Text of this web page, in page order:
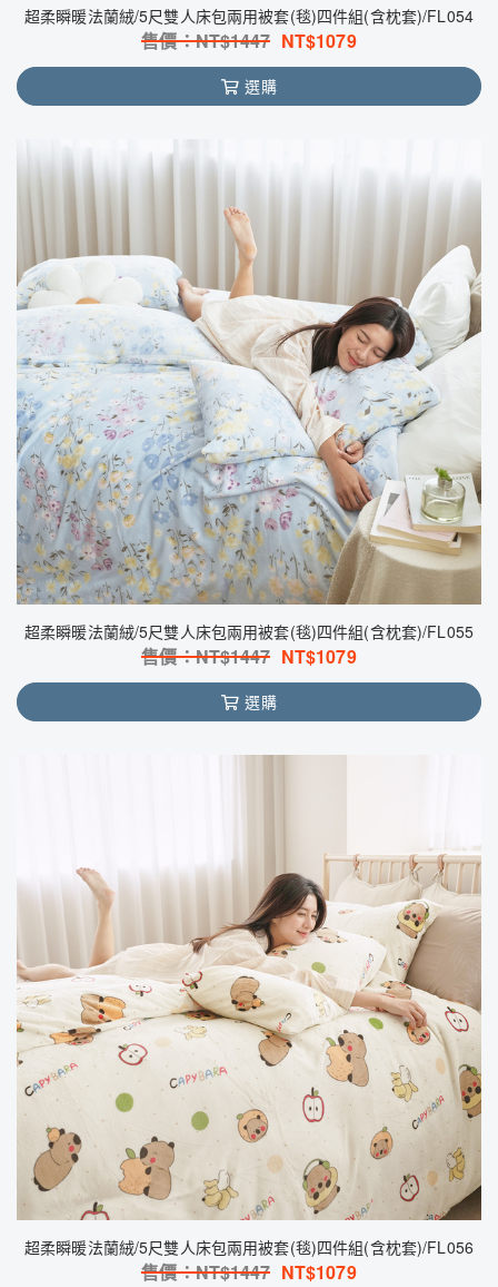
超柔瞬暖法蘭絨/5尺雙人床包兩用被套(毯)四件組(含枕套)/FL054
售價：NT$1447 NT$1079
選購
超柔瞬暖法蘭絨/5尺雙人床包兩用被套(毯)四件組(含枕套)/FL055
售價：NT$1447 NT$1079
選購
超柔瞬暖法蘭絨/5尺雙人床包兩用被套(毯)四件組(含枕套)/FL056
售價：NT$1447 NT$1079